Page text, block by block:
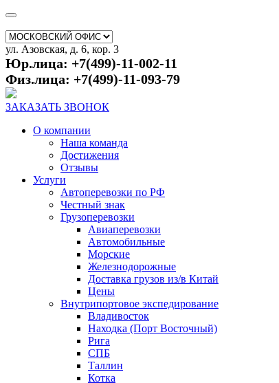
ул. Азовская, д. 6, кор. 3
Юр.лица: +7(499)-11-002-11
Физ.лица: +7(499)-11-093-79
ЗАКАЗАТЬ ЗВОНОК
О компании
Наша команда
Достижения
Отзывы
Услуги
Автоперевозки по РФ
Честный знак
Грузоперевозки
Авиаперевозки
Автомобильные
Морские
Железнодорожные
Доставка грузов из/в Китай
Цены
Внутрипортовое экспедирование
Владивосток
Находка (Порт Восточный)
Рига
СПБ
Таллин
Котка